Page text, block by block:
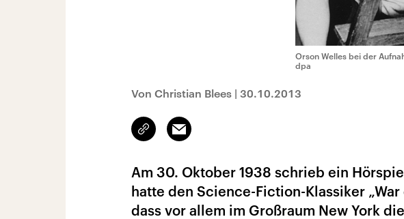
Orson Welles bei der
dpa
Von Christian Blees | 30.10.2013
Link
kopieren/teilen
Email
Am 30. Oktober 1938 schrieb ein
hatte den Science-Fiction-Klassiker
dass vor allem im Großraum New York